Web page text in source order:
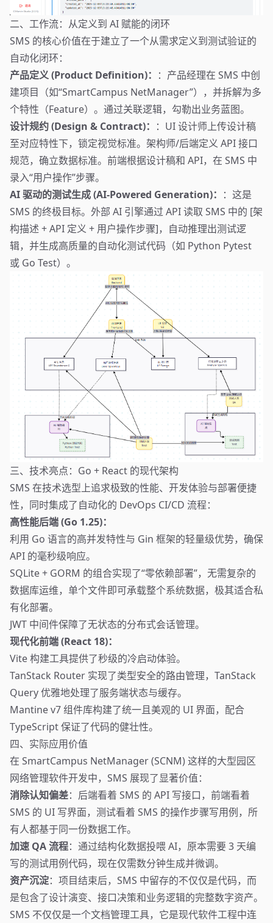
二、工作流：从定义到 AI 赋能的闭环
SMS 的核心价值在于建立了一个从需求定义到测试验证的
自动化闭环：
产品定义 (Product Definition)： ：产品经理在 SMS 中创
建项目（如“SmartCampus NetManager”），并拆解为多
个特性（Feature）。通过关联逻辑，勾勒出业务蓝图。
设计规约 (Design & Contract)： ：UI 设计师上传设计稿
至对应特性下，锁定视觉标准。架构师/后端定义 API 接口
规范，确立数据标准。前端根据设计稿和 API，在 SMS 中
录入“用户操作”步骤。
AI 驱动的测试生成 (AI-Powered Generation)： ：这是
SMS 的终极目标。外部 AI 引擎通过 API 读取 SMS 中的 [架
构描述 + API 定义 + 用户操作步骤]，自动推理出测试逻
辑，并生成高质量的自动化测试代码（如 Python Pytest
或 Go Test）。
三、技术亮点：Go + React 的现代架构
SMS 在技术选型上追求极致的性能、开发体验与部署便捷
性，同时集成了自动化的 DevOps CI/CD 流程：
高性能后端 (Go 1.25)：
利用 Go 语言的高并发特性与 Gin 框架的轻量级优势，确保
API 的毫秒级响应。
SQLite + GORM 的组合实现了“零依赖部署”，无需复杂的
数据库运维，单个文件即可承载整个系统数据，极其适合私
有化部署。
JWT 中间件保障了无状态的分布式会话管理。
现代化前端 (React 18)：
Vite 构建工具提供了秒级的冷启动体验。
TanStack Router 实现了类型安全的路由管理，TanStack
Query 优雅地处理了服务端状态与缓存。
Mantine v7 组件库构建了统一且美观的 UI 界面，配合
TypeScript 保证了代码的健壮性。
四、实际应用价值
在 SmartCampus NetManager (SCNM) 这样的大型园区
网络管理软件开发中，SMS 展现了显著价值：
消除认知偏差：后端看着 SMS 的 API 写接口，前端看着
SMS 的 UI 写界面，测试看着 SMS 的操作步骤写用例，所
有人都基于同一份数据工作。
加速 QA 流程：通过结构化数据投喂 AI，原本需要 3 天编
写的测试用例代码，现在仅需数分钟生成并微调。
资产沉淀：项目结束后，SMS 中留存的不仅仅是代码，而
是包含了设计演变、接口决策和业务逻辑的完整数字资产。
SMS 不仅仅是一个文档管理工具，它是现代软件工程中连